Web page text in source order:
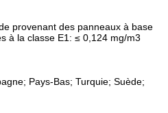
provenant des panneaux à base
à la classe E1: ≤ 0,124 mg/m3
Pays-Bas; Turquie; Suède;